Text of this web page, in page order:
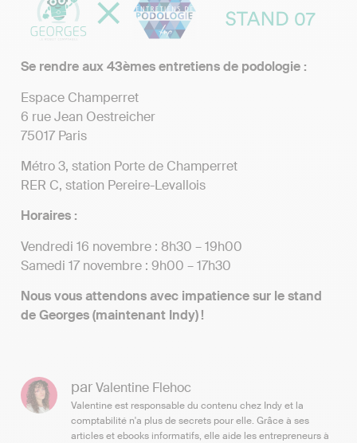
Se rendre aux 43èmes entretiens de podologie :
Espace Champerret
6 rue Jean Oestreicher
75017 Paris
Métro 3, station Porte de Champerret
RER C, station Pereire-Levallois
Horaires :
Vendredi 16 novembre : 8h30 – 19h00
Samedi 17 novembre : 9h00 – 17h30
Nous vous attendons avec impatience sur le stand
de Georges (maintenant Indy) !
parValentine Flehoc
Valentine est responsable du contenu chez Indy et la
comptabilité n'a plus de secrets pour elle. Grâce à ses
articles et ebooks informatifs, elle aide les entrepreneurs à